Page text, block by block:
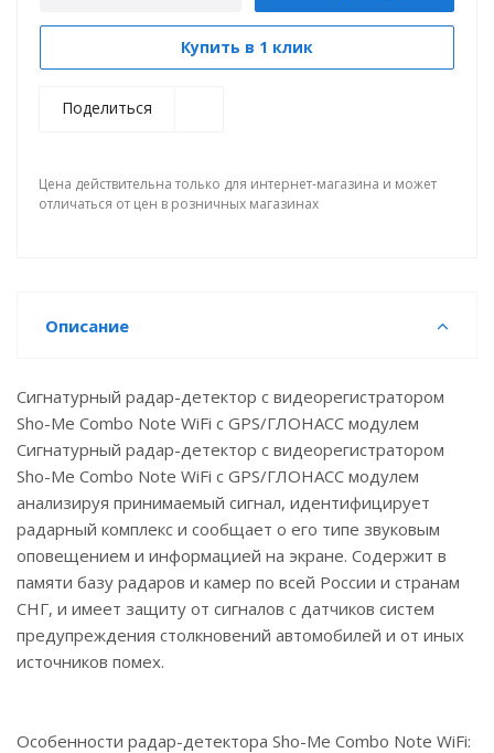
Купить в 1 клик
Поделиться
Цена действительна только для интернет-магазина и может
отличаться от цен в розничных магазинах
Описание
Сигнатурный радар-детектор с видеорегистратором
Sho-Me Combo Note WiFi c GPS/ГЛОНАСС модулем
Сигнатурный радар-детектор с видеорегистратором
Sho-Me Combo Note WiFi c GPS/ГЛОНАСС модулем
анализируя принимаемый сигнал, идентифицирует
радарный комплекс и сообщает о его типе звуковым
оповещением и информацией на экране. Содержит в
памяти базу радаров и камер по всей России и странам
СНГ, и имеет защиту от сигналов с датчиков систем
предупреждения столкновений автомобилей и от иных
источников помех.
Особенности радар-детектора Sho-Me Combo Note WiFi: